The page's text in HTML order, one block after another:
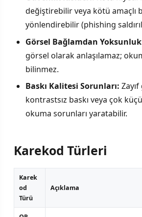
değiştirebilir veya kötü amaçlı
yönlendirebilir (phishing
Görsel Bağlamdan
görsel olarak anlaşılamaz;
bilinmez.
Baskı Kalitesi Sorunları:
kontrastsız baskı veya çok
okuma sorunları yaratabilir.
Karekod Türleri
Karek
od
Türü
Açıklama